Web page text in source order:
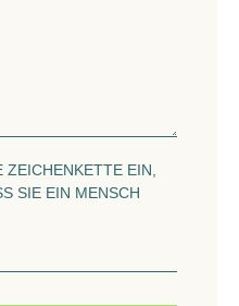
ZEICHENKETTE EIN,
SIE EIN MENSCH